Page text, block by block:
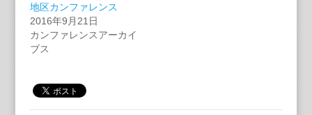
地区カンファレンス
2016年9月21日
カンファレンスアーカイ
ブス